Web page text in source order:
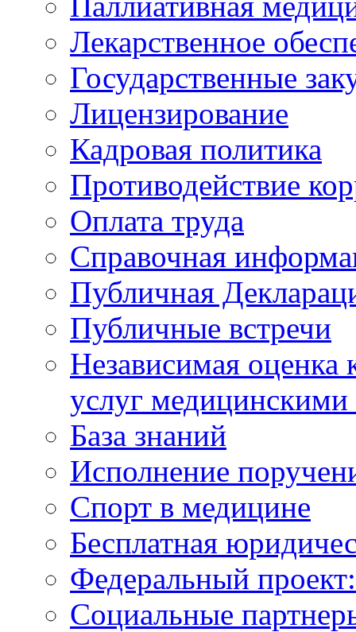
Лекарственное
Государственные
Лицензирование
Кадровая политика
Противодействие
Оплата труда
Справочная
Публичная
Публичные встречи
Независимая оценка
услуг
База знаний
Исполнение
Спорт в медицине
Бесплатная
Федеральный
Социальные